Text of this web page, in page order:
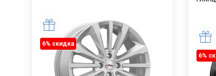
6% cкидка
6%